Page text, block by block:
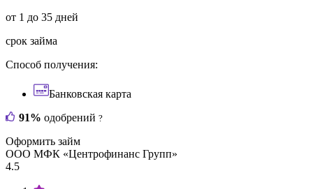
от 1 до 35 дней
срок займа
Способ получения:
Банковская карта
91% одобрений ?
Оформить займ
ООО МФК «Центрофинанс Групп»
4.5